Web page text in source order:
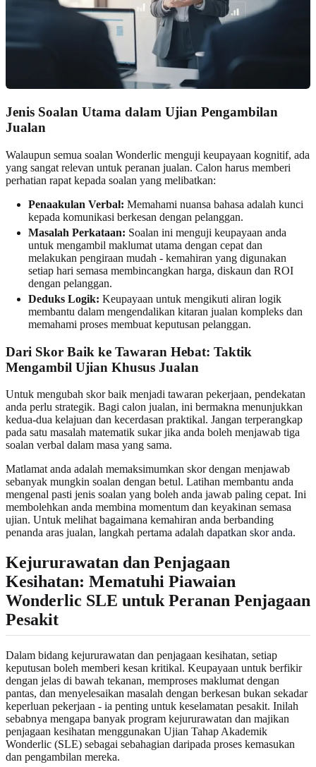
Jenis Soalan Utama dalam Ujian Pengambilan
Jualan
Walaupun semua soalan Wonderlic menguji keupayaan kognitif, ada
yang sangat relevan untuk peranan jualan. Calon harus memberi
perhatian rapat kepada soalan yang melibatkan:
Penaakulan Verbal: Memahami nuansa bahasa adalah kunci
kepada komunikasi berkesan dengan pelanggan.
Masalah Perkataan: Soalan ini menguji keupayaan anda
untuk mengambil maklumat utama dengan cepat dan
melakukan pengiraan mudah - kemahiran yang digunakan
setiap hari semasa membincangkan harga, diskaun dan ROI
dengan pelanggan.
Deduks Logik: Keupayaan untuk mengikuti aliran logik
membantu dalam mengendalikan kitaran jualan kompleks dan
memahami proses membuat keputusan pelanggan.
Dari Skor Baik ke Tawaran Hebat: Taktik
Mengambil Ujian Khusus Jualan
Untuk mengubah skor baik menjadi tawaran pekerjaan, pendekatan
anda perlu strategik. Bagi calon jualan, ini bermakna menunjukkan
kedua-dua kelajuan dan kecerdasan praktikal. Jangan terperangkap
pada satu masalah matematik sukar jika anda boleh menjawab tiga
soalan verbal dalam masa yang sama.
Matlamat anda adalah memaksimumkan skor dengan menjawab
sebanyak mungkin soalan dengan betul. Latihan membantu anda
mengenal pasti jenis soalan yang boleh anda jawab paling cepat. Ini
membolehkan anda membina momentum dan keyakinan semasa
ujian. Untuk melihat bagaimana kemahiran anda berbanding
penanda aras jualan, langkah pertama adalah dapatkan skor anda.
Kejururawatan dan Penjagaan
Kesihatan: Mematuhi Piawaian
Wonderlic SLE untuk Peranan Penjagaan
Pesakit
Dalam bidang kejururawatan dan penjagaan kesihatan, setiap
keputusan boleh memberi kesan kritikal. Keupayaan untuk berfikir
dengan jelas di bawah tekanan, memproses maklumat dengan
pantas, dan menyelesaikan masalah dengan berkesan bukan sekadar
keperluan pekerjaan - ia penting untuk keselamatan pesakit. Inilah
sebabnya mengapa banyak program kejururawatan dan majikan
penjagaan kesihatan menggunakan Ujian Tahap Akademik
Wonderlic (SLE) sebagai sebahagian daripada proses kemasukan
dan pengambilan mereka.